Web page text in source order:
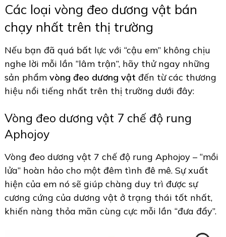
Các loại vòng đeo dương vật bán
chạy nhất trên thị trường
Nếu bạn đã quá bất lực với “cậu em” không chịu
nghe lời mỗi lần “lâm trận”, hãy thử ngay những
sản phẩm vòng đeo dương vật đến từ các thương
hiệu nổi tiếng nhất trên thị trường dưới đây:
Vòng đeo dương vật 7 chế độ rung
Aphojoy
Vòng đeo dương vật 7 chế độ rung Aphojoy – “mồi
lửa” hoàn hảo cho một đêm tình đê mê. Sự xuất
hiện của em nó sẽ giúp chàng duy trì được sự
cương cứng của dương vật ở trạng thái tốt nhất,
khiến nàng thỏa mãn cùng cực mỗi lần “đưa đẩy”.